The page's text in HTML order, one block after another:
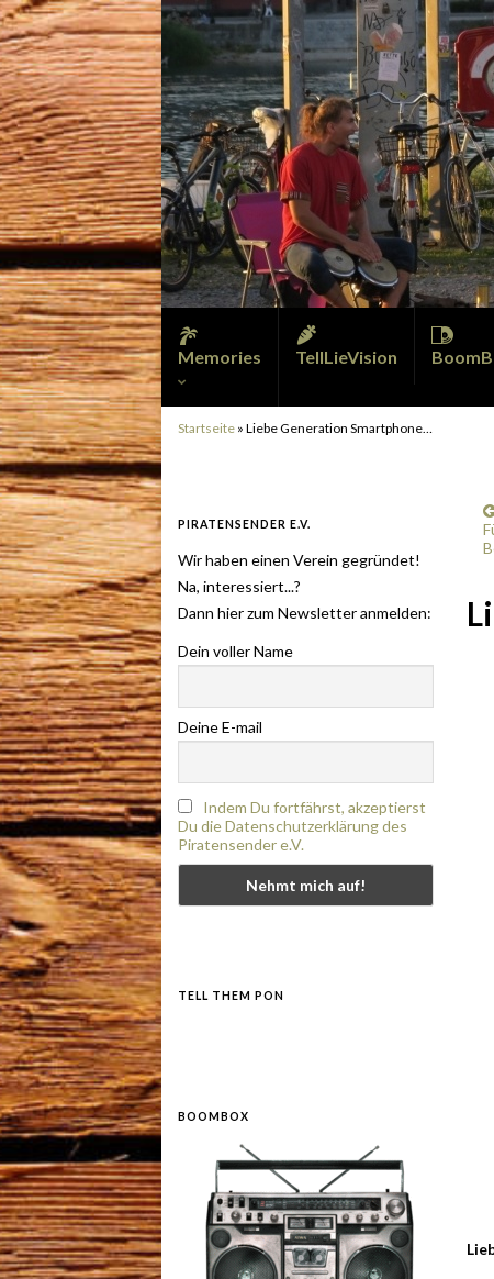
Memories TellLieVision
Startseite » Liebe Generation Smartphone…
PIRATENSENDER E.V.
Wir haben einen Verein gegründet!
Na, interessiert...?
Dann hier zum Newsletter anmelden:
Dein voller Name
Deine E-mail
Indem Du fortfährst, akzeptierst
Du die Datenschutzerklärung des
Piratensender e.V.
TELL THEM PON
BOOMBOX